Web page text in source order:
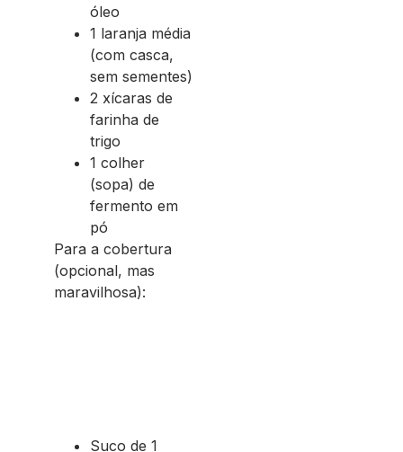
óleo
1 laranja média
(com casca,
sem sementes)
2 xícaras de
farinha de
trigo
1 colher
(sopa) de
fermento em
pó
Para a cobertura
(opcional, mas
maravilhosa):
Suco de 1